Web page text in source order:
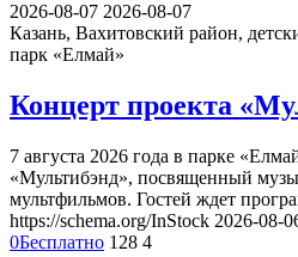
2026-08-07 2026-08-07
Казань, Вахитовский район,
парк «Елмай»
Концерт проекта
7 августа 2026 года в парке
«Мультибэнд», посвященный
мультфильмов. Гостей ждет
https://schema.org/InStock 2026-08-
0Бесплатно 128 4